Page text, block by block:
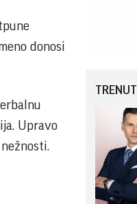
donosi
Upravo